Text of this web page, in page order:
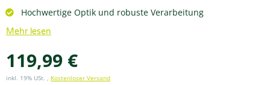
Hochwertige Optik und robuste Verarbeitung
Mehr lesen
119,99 €
inkl. 19% USt. , Kostenloser Versand